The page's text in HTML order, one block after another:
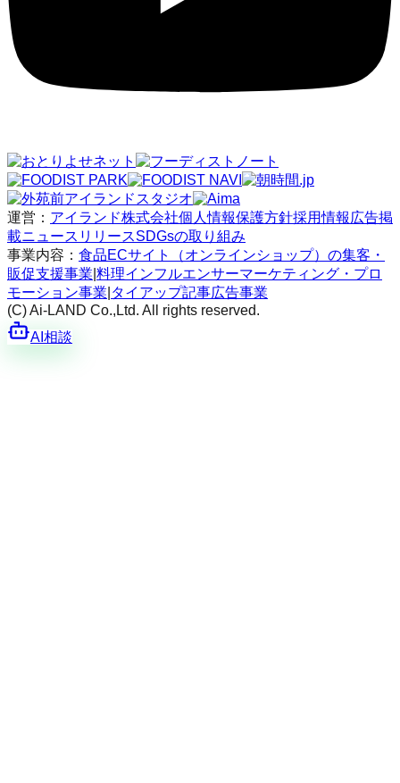
運営： アイランド株式会社個人情報保護方針採用情報 広告掲
載ニュースリリースSDGsの取り組み
事業内容： 食品ECサイト（オンラインショップ）の集客・
販促支援事業 料理インフルエンサーマーケティング・プロ
モーション事業 タイアップ記事広告事業
(C) Ai-LAND Co.,Ltd. All rights reserved.
AI相談